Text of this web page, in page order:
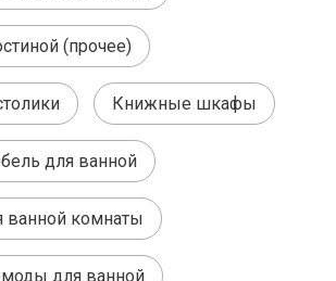
(прочее)
Книжные шкафы
для ванной
комнаты
для ванной